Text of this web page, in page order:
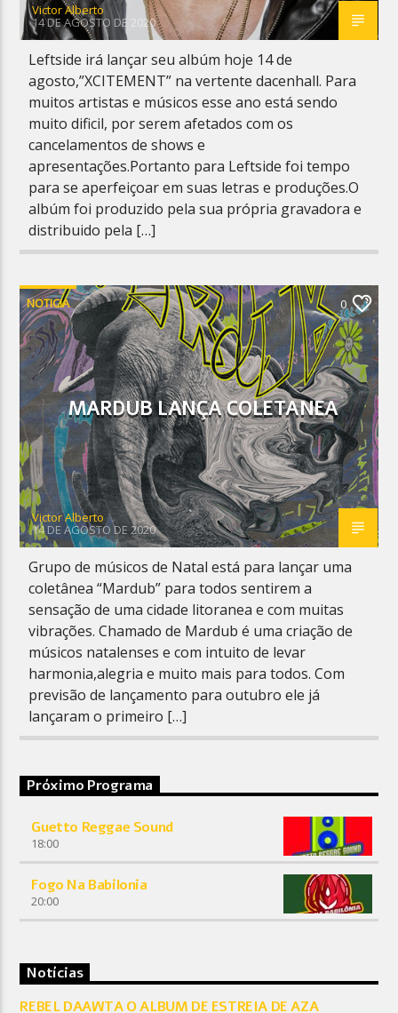
Victor Alberto
14 DE AGOSTO DE 2020
Leftside irá lançar seu albúm hoje 14 de
agosto,”XCITEMENT” na vertente dacenhall. Para
muitos artistas e músicos esse ano está sendo
muito dificil, por serem afetados com os
cancelamentos de shows e
apresentações.Portanto para Leftside foi tempo
para se aperfeiçoar em suas letras e produções.O
albúm foi produzido pela sua própria gravadora e
distribuido pela […]
NOTICIA 0
MARDUB LANÇA COLETANEA
Victor Alberto
14 DE AGOSTO DE 2020
Grupo de músicos de Natal está para lançar uma
coletânea “Mardub” para todos sentirem a
sensação de uma cidade litoranea e com muitas
vibrações. Chamado de Mardub é uma criação de
músicos natalenses e com intuito de levar
harmonia,alegria e muito mais para todos. Com
previsão de lançamento para outubro ele já
lançaram o primeiro […]
Próximo Programa
Guetto Reggae Sound
18:00
Fogo Na Babilonia
20:00
Notícias
REBEL DAAWTA O ALBUM DE ESTREIA DE AZA